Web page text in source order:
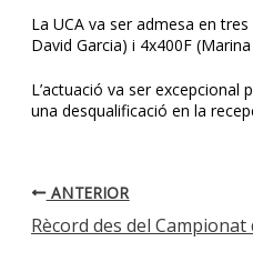
La UCA va ser admesa en
David Garcia) i 4x400F
L’actuació va ser
una desqualificació en la
ANTERIOR
Rècord des del